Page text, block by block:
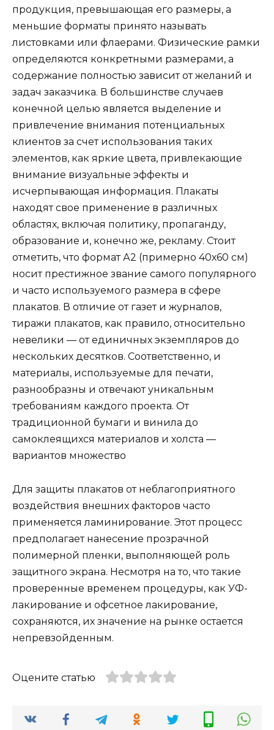
продукция, превышающая его размеры, а
меньшие форматы принято называть
листовками или флаерами. Физические рамки
определяются конкретными размерами, а
содержание полностью зависит от желаний и
задач заказчика. В большинстве случаев
конечной целью является выделение и
привлечение внимания потенциальных
клиентов за счет использования таких
элементов, как яркие цвета, привлекающие
внимание визуальные эффекты и
исчерпывающая информация. Плакаты
находят свое применение в различных
областях, включая политику, пропаганду,
образование и, конечно же, рекламу. Стоит
отметить, что формат А2 (примерно 40х60 см)
носит престижное звание самого популярного
и часто используемого размера в сфере
плакатов. В отличие от газет и журналов,
тиражи плакатов, как правило, относительно
невелики — от единичных экземпляров до
нескольких десятков. Соответственно, и
материалы, используемые для печати,
разнообразны и отвечают уникальным
требованиям каждого проекта. От
традиционной бумаги и винила до
самоклеящихся материалов и холста —
вариантов множество
Для защиты плакатов от неблагоприятного
воздействия внешних факторов часто
применяется ламинирование. Этот процесс
предполагает нанесение прозрачной
полимерной пленки, выполняющей роль
защитного экрана. Несмотря на то, что такие
проверенные временем процедуры, как УФ-
лакирование и офсетное лакирование,
сохраняются, их значение на рынке остается
непревзойденным.
Оцените статью